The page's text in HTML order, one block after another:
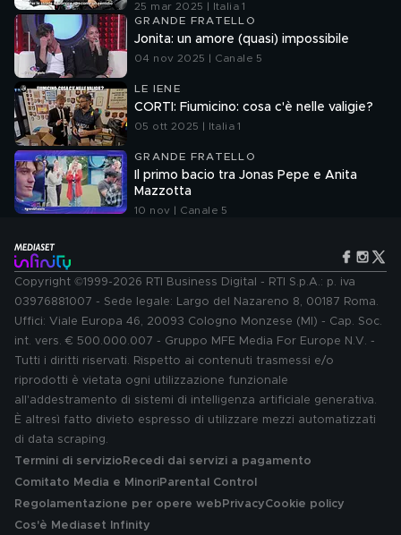
25 mar 2025 | Italia 1
GRANDE FRATELLO
Jonita: un amore (quasi) impossibile
04 nov 2025 | Canale 5
LE IENE
CORTI: Fiumicino: cosa c'è nelle valigie?
05 ott 2025 | Italia 1
GRANDE FRATELLO
Il primo bacio tra Jonas Pepe e Anita
Mazzotta
10 nov | Canale 5
Copyright ©1999-2026 RTI Business Digital - RTI S.p.A.: p. iva
03976881007 - Sede legale: Largo del Nazareno 8, 00187 Roma.
Uffici: Viale Europa 46, 20093 Cologno Monzese (MI) - Cap. Soc.
int. vers. € 500.000.007 - Gruppo MFE Media For Europe N.V. -
Tutti i diritti riservati. Rispetto ai contenuti trasmessi e/o
riprodotti è vietata ogni utilizzazione funzionale
all'addestramento di sistemi di intelligenza artificiale generativa.
È altresì fatto divieto espresso di utilizzare mezzi automatizzati
di data scraping.
Termini di servizio Recedi dai servizi a pagamento
Comitato Media e MinoriParental Control
Regolamentazione per opere web PrivacyCookie policy
Cos'è Mediaset Infinity